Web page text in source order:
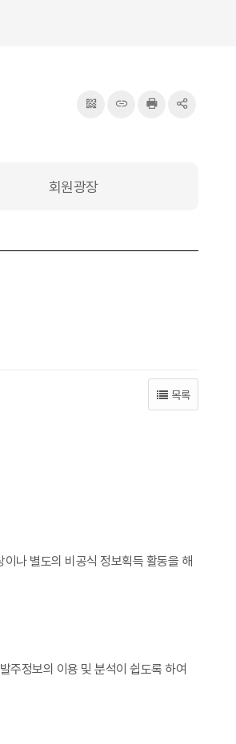
QRcode주소복사프린터공유
회원광장
목록
나 별도의 비공식 정보획득 활동을 해
주정보의 이용 및 분석이 쉽도록 하여